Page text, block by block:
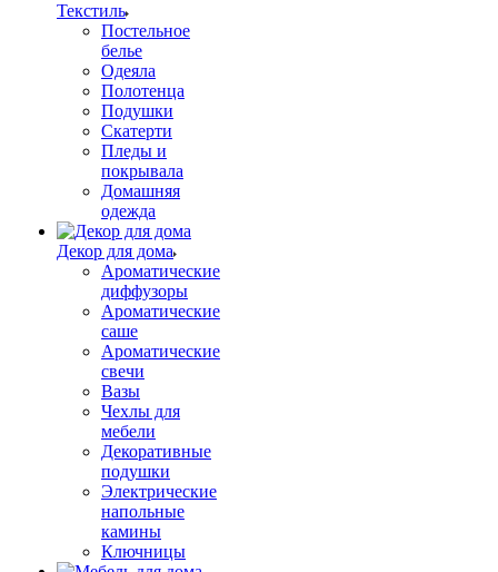
Текстиль
Постельное
белье
Одеяла
Полотенца
Подушки
Скатерти
Пледы и
покрывала
Домашняя
одежда
Декор для дома
Ароматические
диффузоры
Ароматические
саше
Ароматические
свечи
Вазы
Чехлы для
мебели
Декоративные
подушки
Электрические
напольные
камины
Ключницы